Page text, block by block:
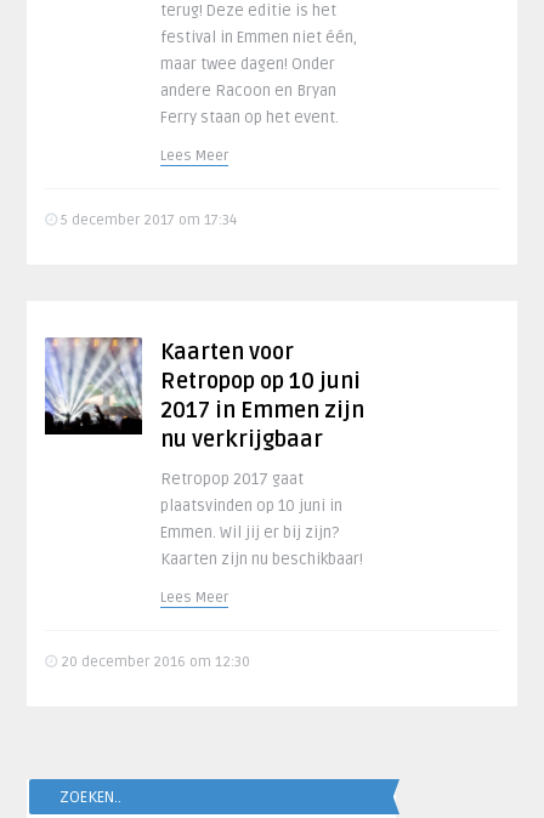
terug! Deze editie is het
festival in Emmen niet één,
maar twee dagen! Onder
andere Racoon en Bryan
Ferry staan op het event.
Lees Meer
5 december 2017 om 17:34
Kaarten voor
Retropop op 10 juni
2017 in Emmen zijn
nu verkrijgbaar
Retropop 2017 gaat
plaatsvinden op 10 juni in
Emmen. Wil jij er bij zijn?
Kaarten zijn nu beschikbaar!
Lees Meer
20 december 2016 om 12:30
ZOEKEN..